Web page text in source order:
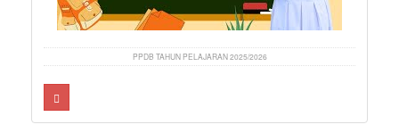
PPDB TAHUN PELAJARAN 2025/2026